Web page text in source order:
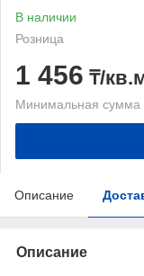
В наличии
Розница
1 456 ₸/
Минимальная сумма
Описание
Описание